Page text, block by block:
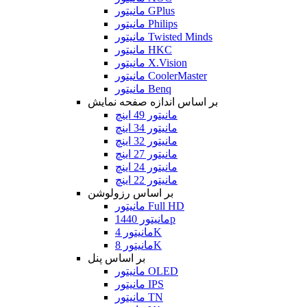
مانیتور GPlus
مانیتور Philips
مانیتور Twisted Minds
مانیتور HKC
مانیتور X.Vision
مانیتور CoolerMaster
مانیتور Benq
بر اساس اندازه صفحه نمایش
مانیتور 49 اینچ
مانیتور 34 اینچ
مانیتور 32 اینچ
مانیتور 27 اینچ
مانیتور 24 اینچ
مانیتور 22 اینچ
بر اساس رزولوشن
مانیتور Full HD
مانیتور 1440p
مانیتور 4K
مانیتور 8K
بر اساس پنل
مانیتور OLED
مانیتور IPS
مانیتور TN